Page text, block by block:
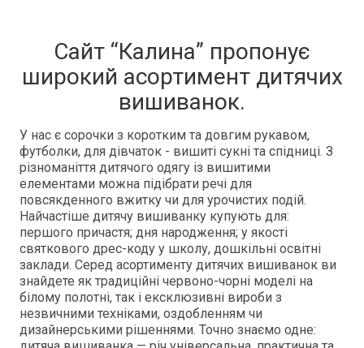
Сайт “Калина” пропонує
широкий асортимент дитячих
вишиванок.
У нас є сорочки з коротким та довгим рукавом,
футболки, для дівчаток - вишиті сукні та спідниці. З
різноманіття дитячого одягу із вишитими
елементами можна підібрати речі для
повсякденного вжитку чи для урочистих подій.
Найчастіше дитячу вишиванку купують для:
першого причастя; дня народження; у якості
святкового дрес-коду у школу, дошкільні освітні
заклади. Серед асортименту дитячих вишиванок ви
знайдете як традиційні червоно-чорні моделі на
білому полотні, так і ексклюзивні вироби з
незвичними техніками, оздобленням чи
дизайнерськими рішеннями. Точно знаємо одне: